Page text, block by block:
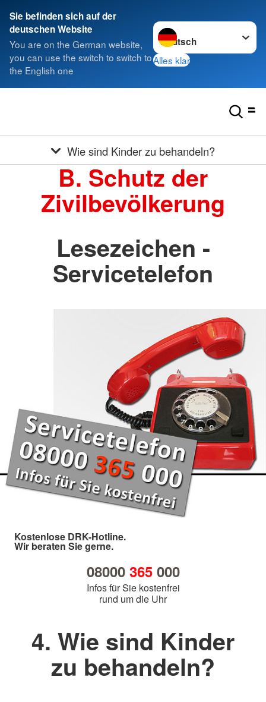
Sie befinden sich auf der
deutschen Website
You are on the German website,
you can use the switch to switch to
the English one
Sprache wechseln zu
Alles klar
Wie sind Kinder zu behandeln?
B. Schutz der
Zivilbevölkerung
Lesezeichen -
Servicetelefon
Kostenlose DRK-Hotline.
Wir beraten Sie gerne.
08000 365000
Infos für Sie kostenfrei
rund um die Uhr
4. Wie sind Kinder
zu behandeln?